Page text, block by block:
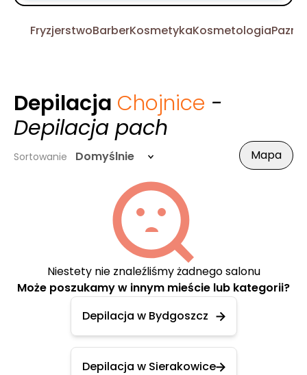
FryzjerstwoBarberKosmetykaKosmetologia
Depilacja Chojnice -
Depilacja pach
Sortowanie Domyślnie Mapa
Niestety nie znaleźliśmy żadnego salonu
Może poszukamy w innym mieście lub kategorii?
Depilacja w Bydgoszcz
Depilacja w Sierakowice